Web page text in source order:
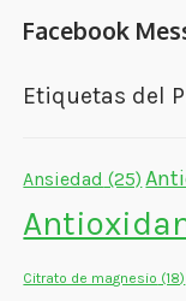
Facebook
Etiquetas del
Ansiedad (25)
Citrato de magnesio (18)